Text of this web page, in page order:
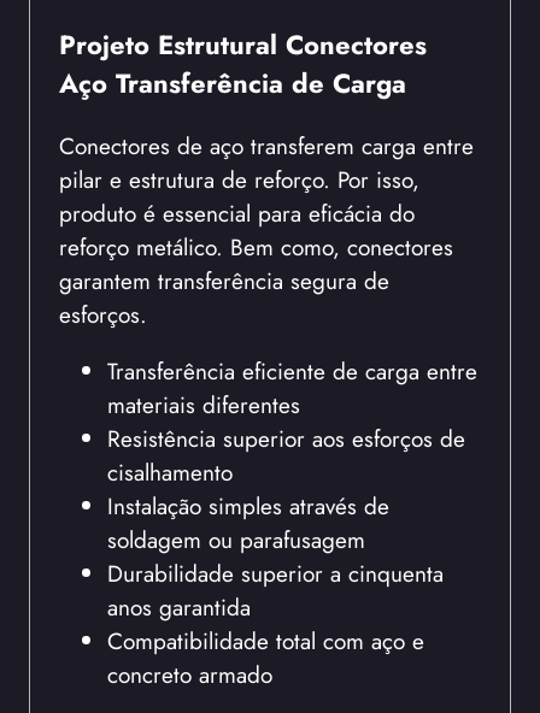
Projeto Estrutural Conectores
Aço Transferência de Carga
Conectores de aço transferem carga entre
pilar e estrutura de reforço. Por isso,
produto é essencial para eficácia do
reforço metálico. Bem como, conectores
garantem transferência segura de
esforços.
Transferência eficiente de carga entre
materiais diferentes
Resistência superior aos esforços de
cisalhamento
Instalação simples através de
soldagem ou parafusagem
Durabilidade superior a cinquenta
anos garantida
Compatibilidade total com aço e
concreto armado